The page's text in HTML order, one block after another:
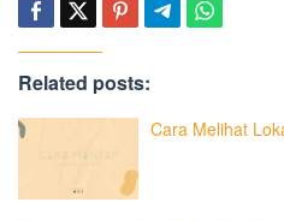
Related posts:
Cara Melihat